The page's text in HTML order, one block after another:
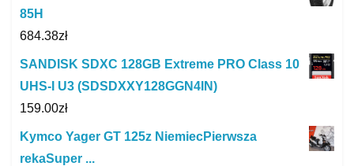
85H
684.38zł
SANDISK SDXC 128GB Extreme PRO Class 10
UHS-I U3 (SDSDXXY128GGN4IN)
159.00zł
Kymco Yager GT 125z NiemiecPierwsza
rekaSuper ...